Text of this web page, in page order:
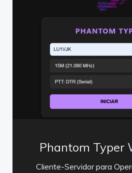
Phantom Typer
Cliente-Servidor para